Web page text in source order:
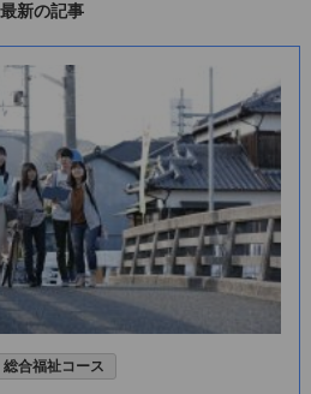
最新の記事
総合福祉コース